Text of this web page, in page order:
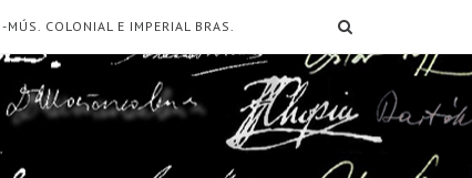
-MÚS. COLONIAL E IMPERIAL BRAS.